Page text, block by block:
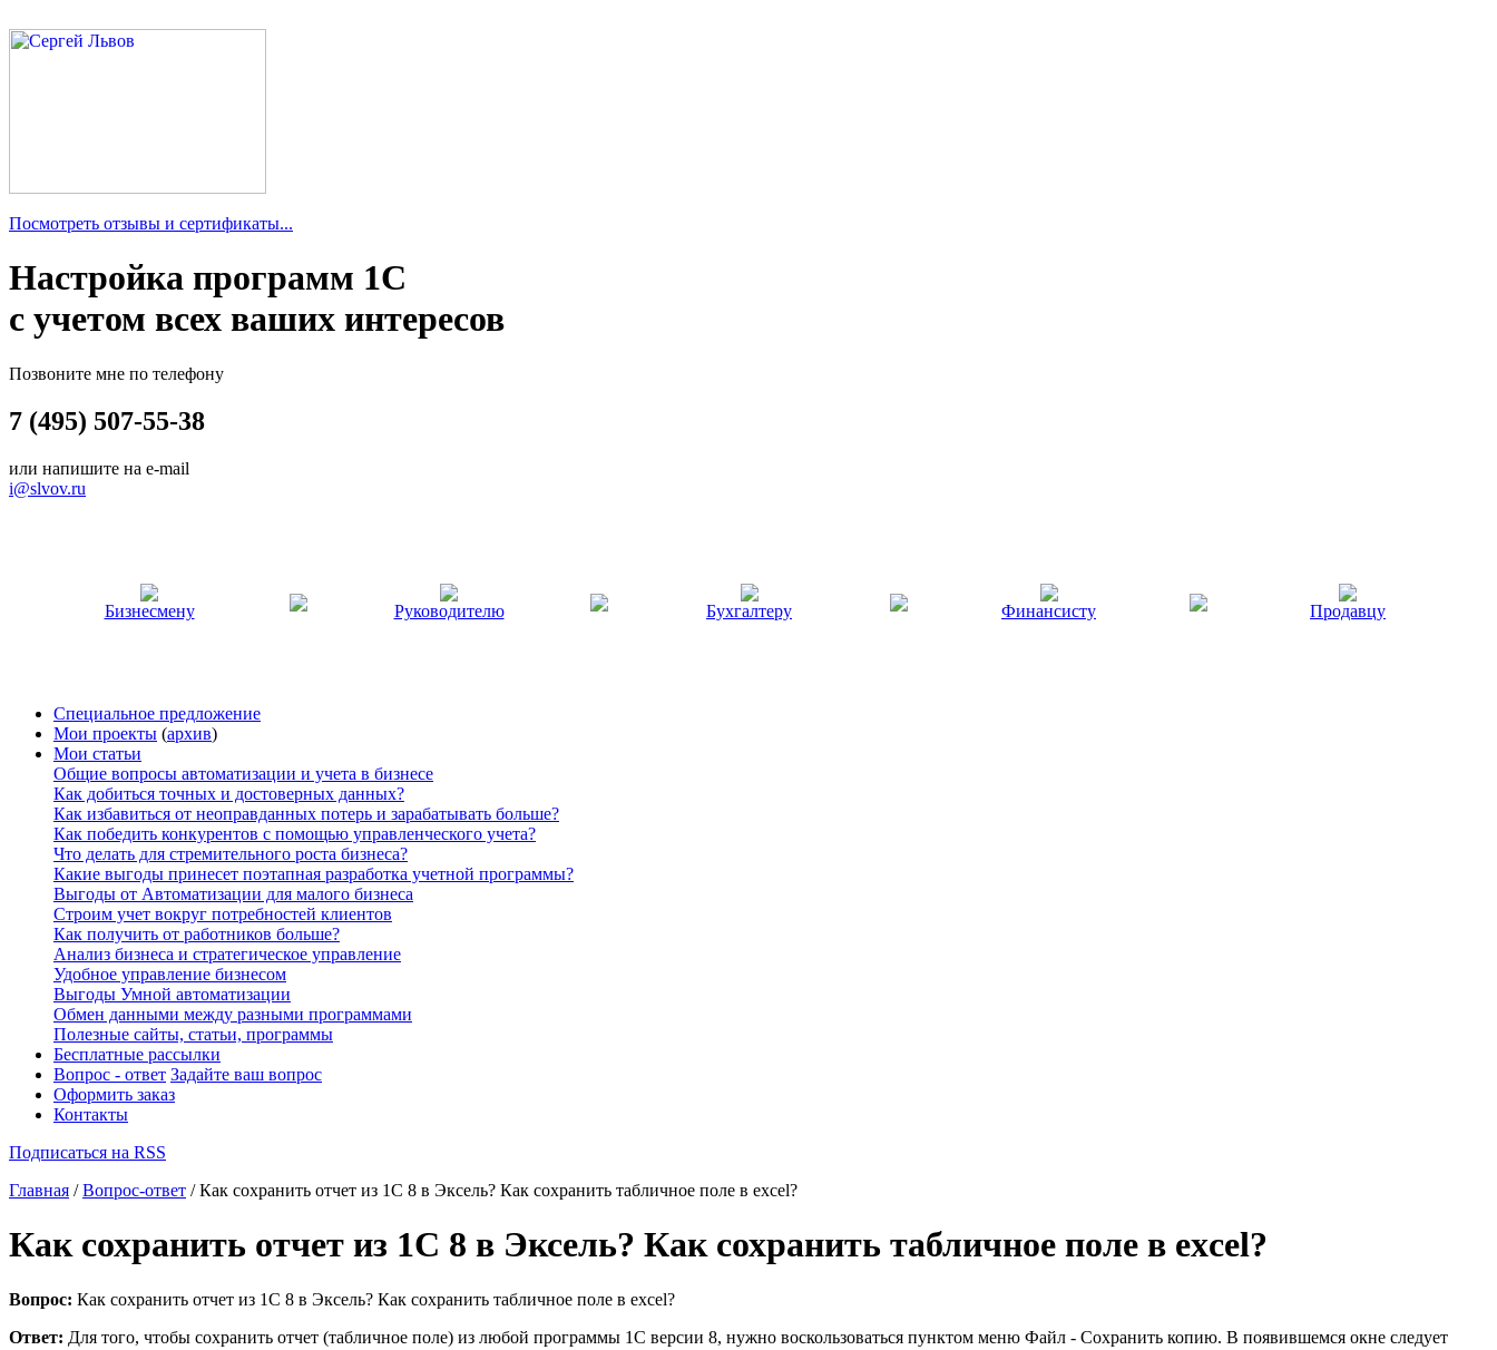
Посмотреть отзывы и сертификаты...
Настройка программ 1С
с учетом всех ваших интересов
Позвоните мне по телефону
7 (495) 507-55-38
или напишите на e-mail
i@slvov.ru
Бизнесмену Руководителю Бухгалтеру Финансисту Продавцу
Специальное предложение
Мои проекты (архив)
Мои статьи
Общие вопросы автоматизации и учета в бизнесе
Как добиться точных и достоверных данных?
Как избавиться от неоправданных потерь и зарабатывать больше?
Как победить конкурентов с помощью управленческого учета?
Что делать для стремительного роста бизнеса?
Какие выгоды принесет поэтапная разработка учетной программы?
Выгоды от Автоматизации для малого бизнеса
Строим учет вокруг потребностей клиентов
Как получить от работников больше?
Анализ бизнеса и стратегическое управление
Удобное управление бизнесом
Выгоды Умной автоматизации
Обмен данными между разными программами
Полезные сайты, статьи, программы
Бесплатные рассылки
Вопрос - ответ Задайте ваш вопрос
Оформить заказ
Контакты
Подписаться на RSS
Главная /Вопрос-ответ / Как сохранить отчет из 1С 8 в Эксель? Как сохранить табличное поле в excel?
Как сохранить отчет из 1С 8 в Эксель? Как сохранить табличное поле в excel?
Вопрос: Как сохранить отчет из 1С 8 в Эксель? Как сохранить табличное поле в excel?
Ответ: Для того, чтобы сохранить отчет (табличное поле) из любой программы 1С версии 8, нужно воскользоваться пунктом меню Файл - Сохранить копию. В появившемся окне следует